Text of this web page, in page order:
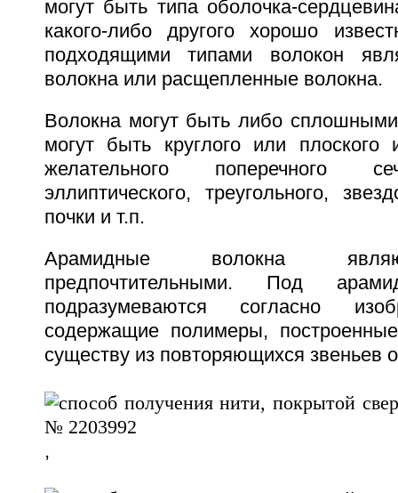
могут быть типа оболочка-
какого-либо другого хорошо
подходящими типами волокон
волокна или расщепленные волокна.
Волокна могут быть либо
могут быть круглого или плоского
желательного поперечного
эллиптического, треугольного,
почки и т.п.
Арамидные волокна
предпочтительными. Под
подразумеваются согласно
содержащие полимеры,
существу из повторяющихся
,